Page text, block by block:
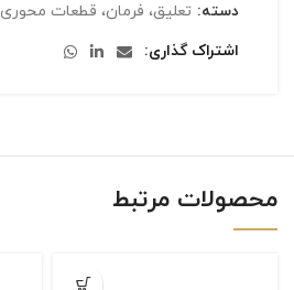
دسته: تعلیق، فرمان، قطعات محوری
اشتراک گذاری
محصولات مرتبط